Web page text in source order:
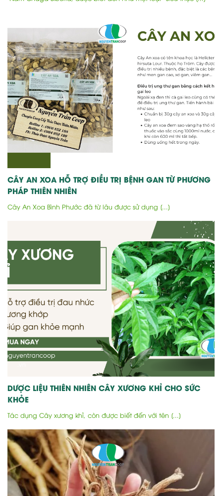
CÂY AN XOA HỖ TRỢ ĐIỀU TRỊ BỆNH GAN TỪ PHƯƠNG
PHÁP THIÊN NHIÊN
Cây An Xoa Bình Phước đã từ lâu được sử dụng [...]
DƯỢC LIỆU THIÊN NHIÊN CÂY XƯƠNG KHỈ CHO SỨC
KHỎE
Tác dụng Cây xương khỉ, còn được biết đến với tên [...]